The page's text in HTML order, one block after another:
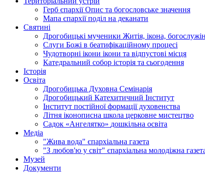
Герб єпархіїОпис та богословське значення
Мапа єпархіїподіл на деканати
Святині
Дрогобицькі мученики Житія, ікона,
Слуги Божі в беатифікаційному процесі
Чудотворні ікони ікони та відпустові місця
Катедральний собор історія та сьогодення
Історія
Освіта
Дрогобицька Духовна Семінарія
Дрогобицький Катехитичний Інститут
Інститут постійної формації духовенства
Літня іконописна школа церковне мистецтво
Садок «Ангелятко» дошкільна освіта
Медіа
"Жива вода" єпархіальна газета
"З любов'ю у світ" єпархіальна молодіжна
Музей
Документи